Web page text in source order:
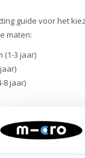
guide voor het
maten:
(1-3 jaar)
8 jaar)
: De helm is
wordt met een
sluiting omhoog te